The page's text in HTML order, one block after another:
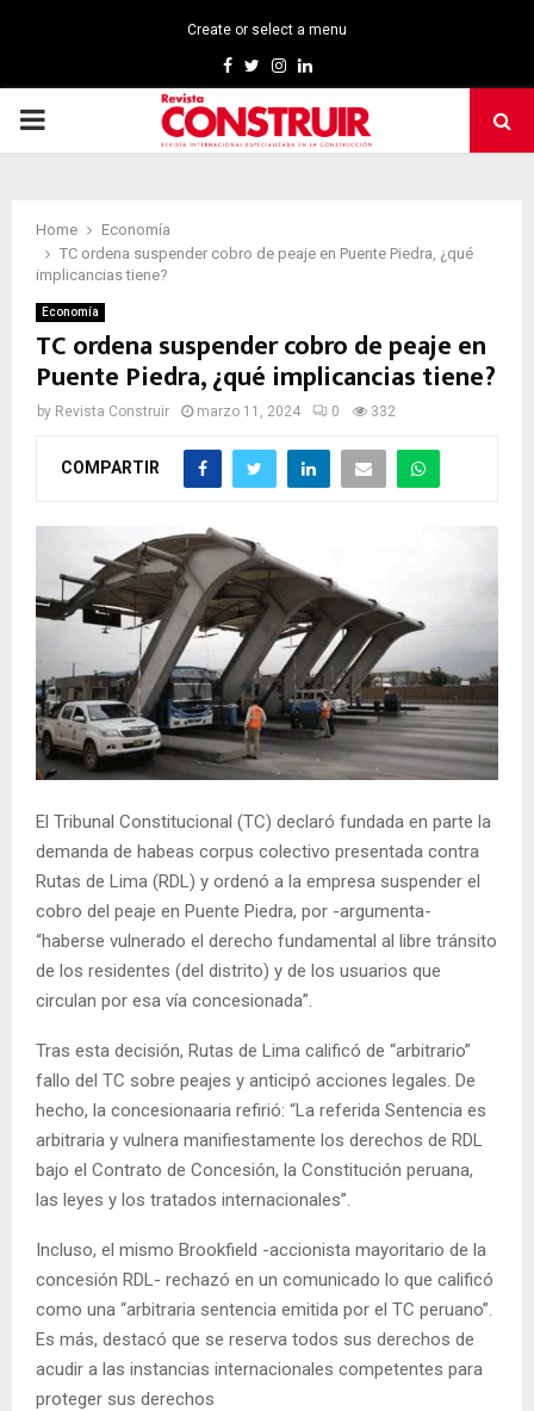
Create or select a menu
Facebook
TwitterInstagram
Linkedin
PRIMARY
Home
Economía
TC ordena suspender cobro de peaje en Puente Piedra, ¿qué
implicancias tiene?
Economía
TC ordena suspender cobro de peaje en
Puente Piedra, ¿qué implicancias tiene?
by Revista Construir marzo 11, 2024 0 332
COMPARTIR
El Tribunal Constitucional (TC) declaró fundada en parte la
demanda de habeas corpus colectivo presentada contra
Rutas de Lima (RDL) y ordenó a la empresa suspender el
cobro del peaje en Puente Piedra, por -argumenta-
“haberse vulnerado el derecho fundamental al libre tránsito
de los residentes (del distrito) y de los usuarios que
circulan por esa vía concesionada”.
Tras esta decisión, Rutas de Lima calificó de “arbitrario”
fallo del TC sobre peajes y anticipó acciones legales. De
hecho, la concesionaaria refirió: “La referida Sentencia es
arbitraria y vulnera manifiestamente los derechos de RDL
bajo el Contrato de Concesión, la Constitución peruana,
las leyes y los tratados internacionales”.
Incluso, el mismo Brookfield -accionista mayoritario de la
concesión RDL- rechazó en un comunicado lo que calificó
como una “arbitraria sentencia emitida por el TC peruano”.
Es más, destacó que se reserva todos sus derechos de
acudir a las instancias internacionales competentes para
proteger sus derechos